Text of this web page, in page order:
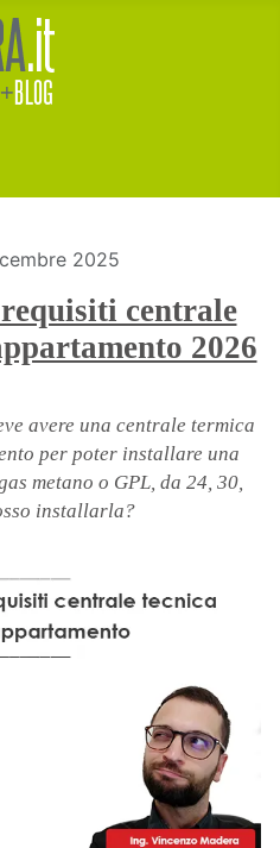
2025
centrale
2026
avere una centrale termica
per poter installare una
metano o GPL, da 24, 30,
installarla?